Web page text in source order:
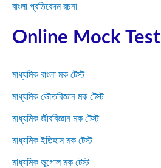
বাংলা প্রতিবেদন রচনা
Online Mock Test
মাধ্যমিক বাংলা মক টেস্ট
মাধ্যমিক ভৌতবিজ্ঞান মক টেস্ট
মাধ্যমিক জীববিজ্ঞান মক টেস্ট
মাধ্যমিক ইতিহাস মক টেস্ট
মাধ্যমিক ভূগোল মক টেস্ট